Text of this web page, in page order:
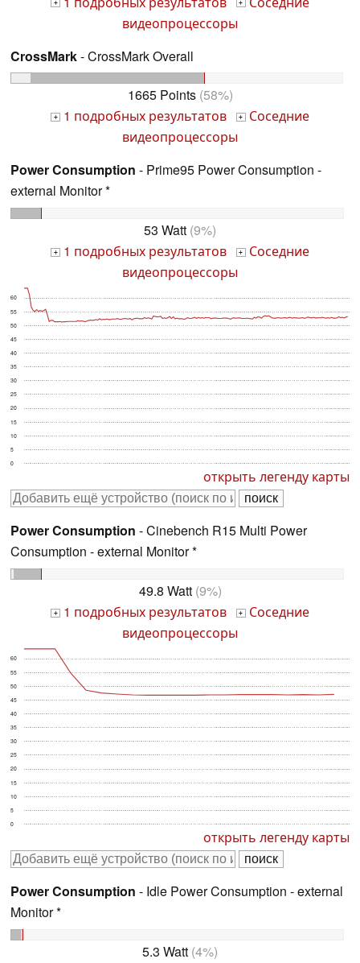
+ +
видеопроцессоры
CrossMark- CrossMark Overall
1665 Points(58%)
+ 1 подробных результатов + Соседние
видеопроцессоры
Power Consumption - Prime95 Power Consumption -
external Monitor *
53 Watt (9%)
+ 1 подробных результатов + Соседние
видеопроцессоры
0
5
10
15
20
25
30
35
40
45
50
55
60
открыть легенду карты
Power Consumption - Cinebench R15 Multi Power
Consumption - external Monitor *
49.8 Watt(9%)
+ 1 подробных результатов + Соседние
видеопроцессоры
0
5
10
15
20
25
30
35
40
45
50
55
60
открыть легенду карты
Power Consumption - Idle Power Consumption - external
Monitor *
5.3 Watt (4%)